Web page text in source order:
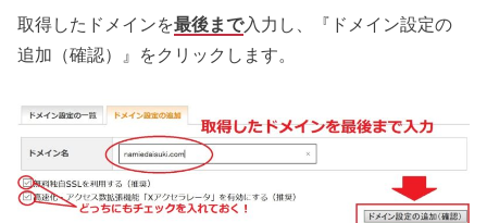
取得したドメインを最後まで入力し、『ドメイン設定の
追加（確認）』をクリックします。